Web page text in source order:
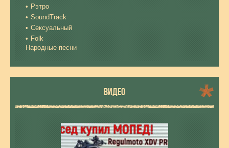
Рэтро
SoundTrack
Сексуальный
Folk
Народные песни
ВИДЕО